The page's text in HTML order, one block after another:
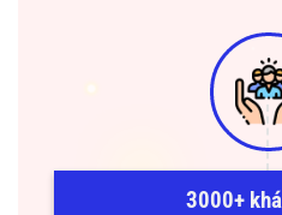
3000+